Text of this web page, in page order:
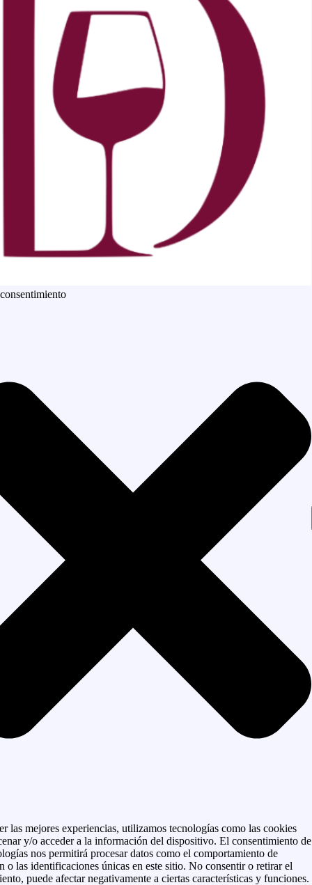
las mejores experiencias, utilizamos tecnologías como las cookies
y/o acceder a la información del dispositivo. El consentimiento de
nos permitirá procesar datos como el comportamiento de
o las identificaciones únicas en este sitio. No consentir o retirar el
puede afectar negativamente a ciertas características y funciones.